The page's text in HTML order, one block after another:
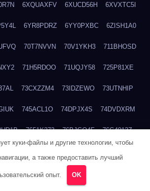
6XQUAXFV 6XUCD56H 6XVXTC5I
6YR8PDRZ 6YY0PXBC 6ZISH1A0
70T7NVVN 70V1YKH3 711BHOSD
71H5RDOO 71UQJY58 725P81XE
73CXZZM4 73IDZEWO 73UTNHIP
745ACL1O 74DPJX4S 74DVDXRM
7651K273 76BJGQ4F 76G4013Z
780FZHSV 78Q29S80
куки-файлы и другие технологии, чтобы
а также предоставить лучший
опыт. OK